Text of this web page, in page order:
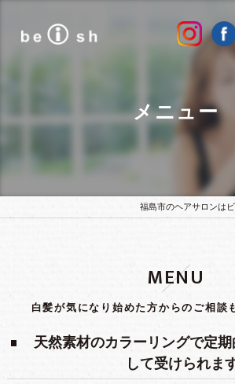
メニュー
福島市のヘアサロンは
白髪が気になり始めた方からのご相談
MENU
天然素材のカラーリングで定
して受けられま